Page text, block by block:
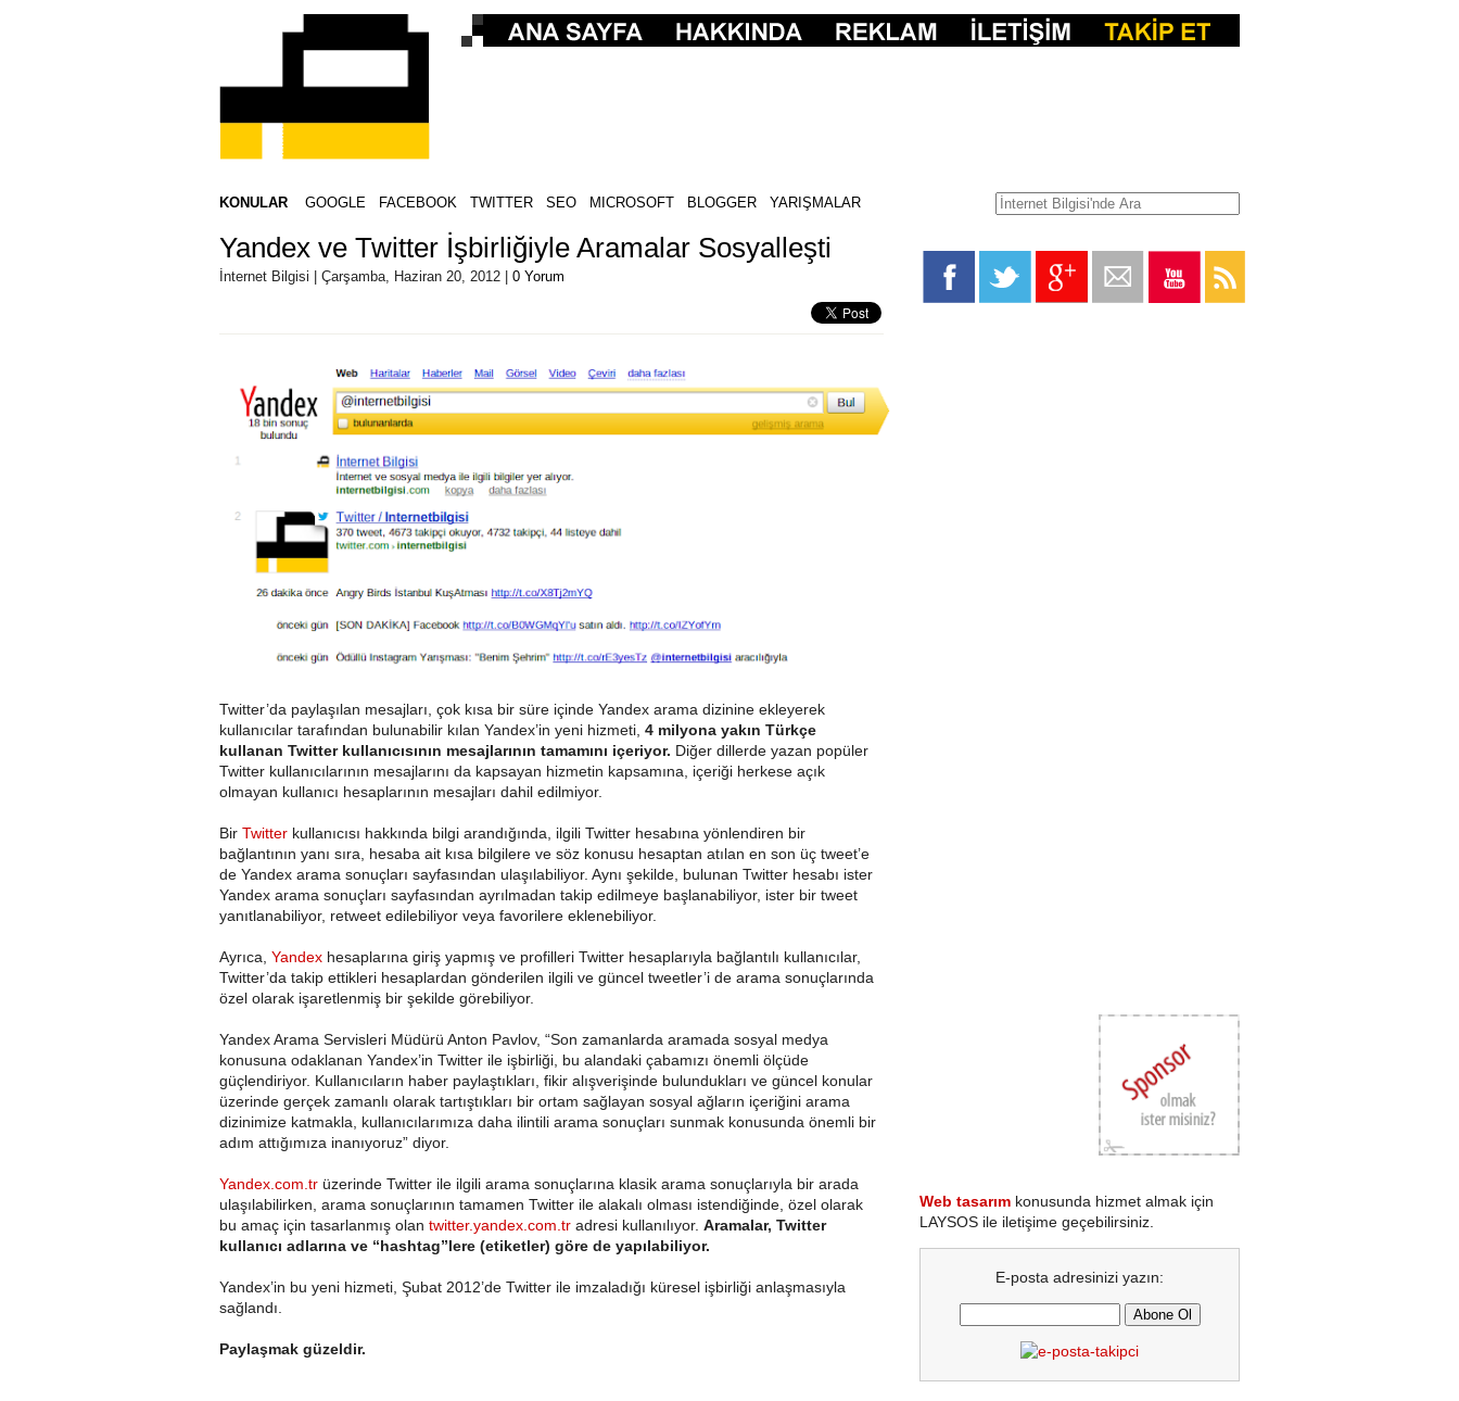
KONULAR GOOGLE FACEBOOK TWITTER SEO MICROSOFT BLOGGER YARIŞMALAR
Yandex ve Twitter İşbirliğiyle Aramalar Sosyalleşti
İnternet Bilgisi | Çarşamba, Haziran 20, 2012 | 0 Yorum
Twitter’da paylaşılan mesajları, çok kısa bir süre içinde Yandex arama dizinine ekleyerek
kullanıcılar tarafından bulunabilir kılan Yandex’in yeni hizmeti, 4 milyona yakın Türkçe
kullanan Twitter kullanıcısının mesajlarının tamamını içeriyor. Diğer dillerde yazan popüler
Twitter kullanıcılarının mesajlarını da kapsayan hizmetin kapsamına, içeriği herkese açık
olmayan kullanıcı hesaplarının mesajları dahil edilmiyor.
Bir Twitter kullanıcısı hakkında bilgi arandığında, ilgili Twitter hesabına yönlendiren bir
bağlantının yanı sıra, hesaba ait kısa bilgilere ve söz konusu hesaptan atılan en son üç tweet’e
de Yandex arama sonuçları sayfasından ulaşılabiliyor. Aynı şekilde, bulunan Twitter hesabı ister
Yandex arama sonuçları sayfasından ayrılmadan takip edilmeye başlanabiliyor, ister bir tweet
yanıtlanabiliyor, retweet edilebiliyor veya favorilere eklenebiliyor.
Ayrıca, Yandex hesaplarına giriş yapmış ve profilleri Twitter hesaplarıyla bağlantılı kullanıcılar,
Twitter’da takip ettikleri hesaplardan gönderilen ilgili ve güncel tweetler’i de arama sonuçlarında
özel olarak işaretlenmiş bir şekilde görebiliyor.
Yandex Arama Servisleri Müdürü Anton Pavlov, “Son zamanlarda aramada sosyal medya
konusuna odaklanan Yandex’in Twitter ile işbirliği, bu alandaki çabamızı önemli ölçüde
güçlendiriyor. Kullanıcıların haber paylaştıkları, fikir alışverişinde bulundukları ve güncel konular
üzerinde gerçek zamanlı olarak tartıştıkları bir ortam sağlayan sosyal ağların içeriğini arama
dizinimize katmakla, kullanıcılarımıza daha ilintili arama sonuçları sunmak konusunda önemli bir
adım attığımıza inanıyoruz” diyor.
Yandex.com.tr üzerinde Twitter ile ilgili arama sonuçlarına klasik arama sonuçlarıyla bir arada
ulaşılabilirken, arama sonuçlarının tamamen Twitter ile alakalı olması istendiğinde, özel olarak
bu amaç için tasarlanmış olan twitter.yandex.com.tr adresi kullanılıyor. Aramalar, Twitter
kullanıcı adlarına ve “hashtag”lere (etiketler) göre de yapılabiliyor.
Yandex’in bu yeni hizmeti, Şubat 2012’de Twitter ile imzaladığı küresel işbirliği anlaşmasıyla
sağlandı.
Paylaşmak güzeldir.
Web tasarım konusunda hizmet almak için
LAYSOS ile iletişime geçebilirsiniz.
E-posta adresinizi yazın: